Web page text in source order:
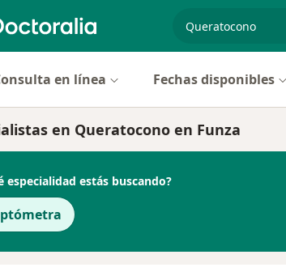
en línea Fechas disponibles
en Queratocono en Funza
especialidad estás buscando?